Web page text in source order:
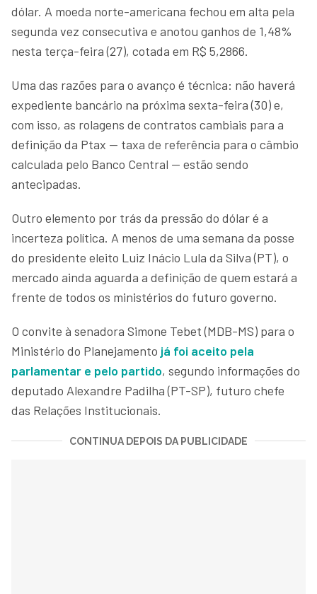
dólar. A moeda norte-americana fechou em alta pela
segunda vez consecutiva e anotou ganhos de 1,48%
nesta terça-feira (27), cotada em R$ 5,2866.
Uma das razões para o avanço é técnica: não haverá
expediente bancário na próxima sexta-feira (30) e,
com isso, as rolagens de contratos cambiais para a
definição da Ptax — taxa de referência para o câmbio
calculada pelo Banco Central — estão sendo
antecipadas.
Outro elemento por trás da pressão do dólar é a
incerteza política. A menos de uma semana da posse
do presidente eleito Luiz Inácio Lula da Silva (PT), o
mercado ainda aguarda a definição de quem estará a
frente de todos os ministérios do futuro governo.
O convite à senadora Simone Tebet (MDB-MS) para o
Ministério do Planejamento já foi aceito pela
parlamentar e pelo partido, segundo informações do
deputado Alexandre Padilha (PT-SP), futuro chefe
das Relações Institucionais.
CONTINUA DEPOIS DA PUBLICIDADE